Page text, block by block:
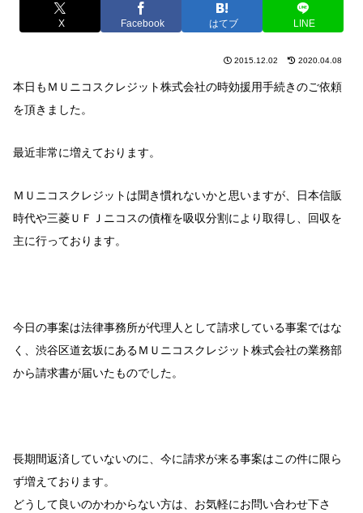
X Facebook はてブ LINE
2015.12.02 2020.04.08
本日もＭＵニコスクレジット株式会社の時効援用手続きのご依頼
を頂きました。
最近非常に増えております。
ＭＵニコスクレジットは聞き慣れないかと思いますが、日本信販
時代や三菱ＵＦＪニコスの債権を吸収分割により取得し、回収を
主に行っております。
今日の事案は法律事務所が代理人として請求している事案ではな
く、渋谷区道玄坂にあるＭＵニコスクレジット株式会社の業務部
から請求書が届いたものでした。
長期間返済していないのに、今に請求が来る事案はこの件に限ら
ず増えております。
どうして良いのかわからない方は、お気軽にお問い合わせ下さ